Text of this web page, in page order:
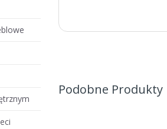
Podobne Produkty